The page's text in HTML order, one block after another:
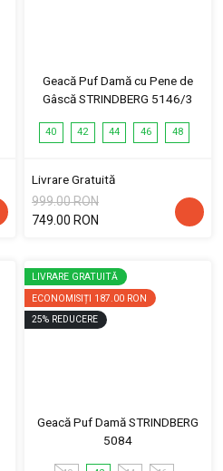
Geacă Puf Damă cu Pene de
Gâscă STRINDBERG 5146/3
40 42 44 46 48
Livrare Gratuită
999.00 RON
749.00 RON
LIVRARE GRATUITĂ
ECONOMISIȚI 187.00 RON
25% REDUCERE
Geacă Puf Damă STRINDBERG
5084